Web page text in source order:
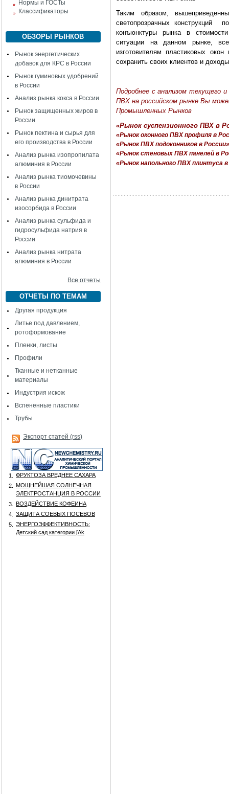
Нормы и ГОСТы
Классификаторы
ОБЗОРЫ РЫНКОВ
Рынок энергетических
добавок для КРС в России
Рынок гуминовых удобрений
в России
Анализ рынка кокса в России
Рынок защищенных жиров в
России
Рынок пектина и сырья для
его производства в России
Анализ рынка изопропилата
алюминия в России
Анализ рынка тиомочевины
в России
Анализ рынка динитрата
изосорбида в России
Анализ рынка сульфида и
гидросульфида натрия в
России
Анализ рынка нитрата
алюминия в России
Все отчеты
ОТЧЕТЫ ПО ТЕМАМ
Другая продукция
Литье под давлением,
ротоформование
Пленки, листы
Профили
Тканные и нетканные
материалы
Индустрия искож
Вспененные пластики
Трубы
Экспорт статей (rss)
1.
ФРУКТОЗА ВРЕДНЕЕ САХАРА
2.
МОЩНЕЙШАЯ СОЛНЕЧНАЯ
ЭЛЕКТРОСТАНЦИЯ В РОССИИ
3.
ВОЗДЕЙСТВИЕ КОФЕИНА
4.
ЗАЩИТА СОЕВЫХ ПОСЕВОВ
5.
ЭНЕРГОЭФФЕКТИВНОСТЬ:
Детский сад категории [Аk
Таким образом,
светопрозрачных конструкций
конъюнктуры рынка в
ситуации на данном рынке,
изготовителям пластиковых
сохранить своих клиентов и
Подробнее с анализом текущего и
ПВХ на российском рынке Вы
Промышленных Рынков
«Рынок суспензионного ПВХ в
«Рынок оконного ПВХ профиля в
«Рынок ПВХ подоконников в России»
«Рынок стеновых ПВХ панелей в
«Рынок напольного ПВХ плинтуса в